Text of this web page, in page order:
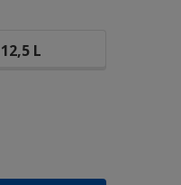
12,5 L